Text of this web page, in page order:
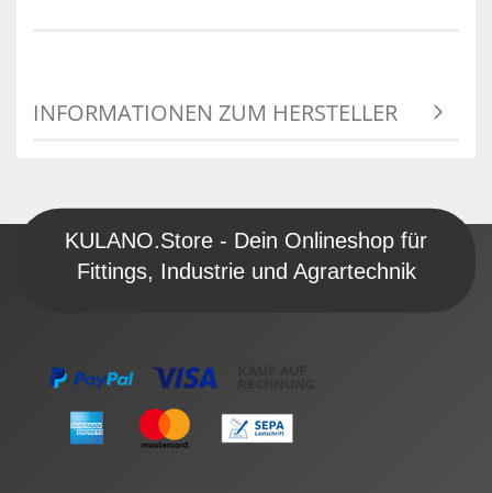
INFORMATIONEN ZUM HERSTELLER
KULANO.Store - Dein Onlineshop für
Fittings, Industrie und Agrartechnik